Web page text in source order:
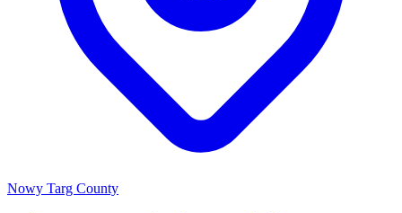
Nowy Targ County